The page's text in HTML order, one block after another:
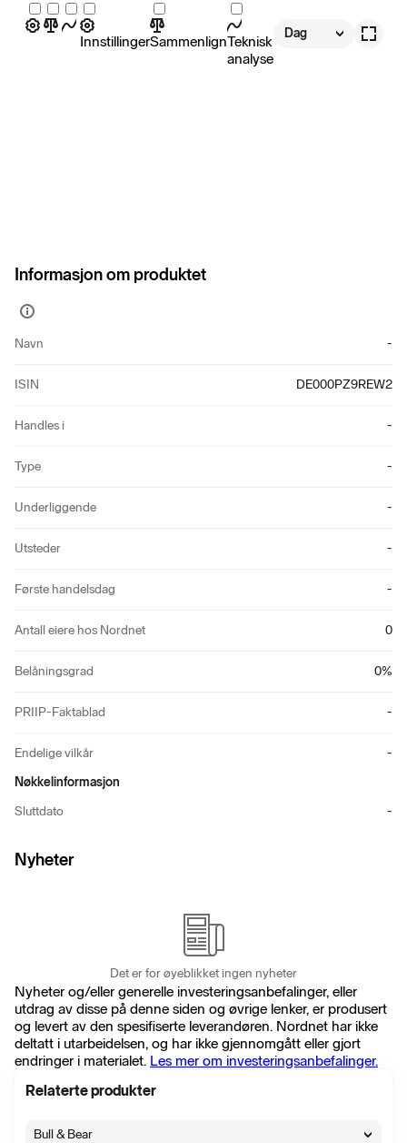
InnstillingerSammenlignTeknisk
analyse
Dag
Informasjon om produktet
Vis
informasjon
Navn -
ISIN DE000PZ9REW2
Handles i -
Type -
Underliggende -
Utsteder -
Første handelsdag -
Antall eiere hos Nordnet 0
Belåningsgrad 0%
PRIIP-Faktablad -
Endelige vilkår
-
Nøkkelinformasjon
Sluttdato
-
Nyheter
Det er for øyeblikket ingen nyheter
Nyheter og/eller generelle investeringsanbefalinger, eller
utdrag av disse på denne siden og øvrige lenker, er produsert
og levert av den spesifiserte leverandøren. Nordnet har ikke
deltatt i utarbeidelsen, og har ikke gjennomgått eller gjort
endringer i materialet. Les mer om investeringsanbefalinger.
Relaterte produkter
Bull & Bear